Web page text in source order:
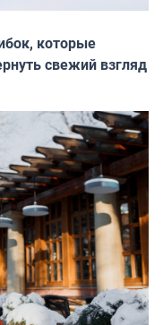
которые
свежий взгляд